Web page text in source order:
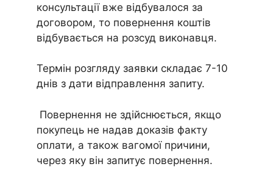
консультації вже відбувалося за
договором, то повернення коштів
відбувається на розсуд виконавця.
Термін розгляду заявки складає 7-10
днів з дати відправлення запиту.
Повернення не здійснюється, якщо
покупець не надав доказів факту
оплати, а також вагомої причини,
через яку він запитує повернення.